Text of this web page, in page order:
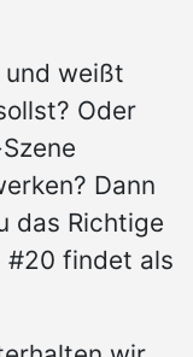
und weißt
Oder
Dann
das Richtige
#20 findet als